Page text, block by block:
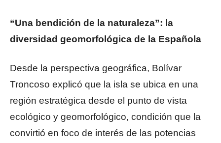
“Una bendición de la naturaleza”: la
diversidad geomorfológica de la Española
Desde la perspectiva geográfica, Bolívar
Troncoso explicó que la isla se ubica en una
región estratégica desde el punto de vista
ecológico y geomorfológico, condición que la
convirtió en foco de interés de las potencias